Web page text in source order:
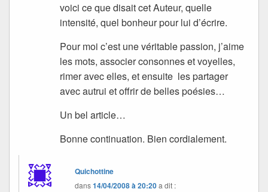
voici ce que disait cet Auteur, quelle
intensité, quel bonheur pour lui d’écrire.
Pour moi c’est une véritable passion, j’aime
les mots, associer consonnes et voyelles,
rimer avec elles, et ensuite les partager
avec autrui et offrir de belles poésies…
Un bel article…
Bonne continuation. Bien cordialement.
Quichottine
dans14/04/2008 à 20:20a dit :